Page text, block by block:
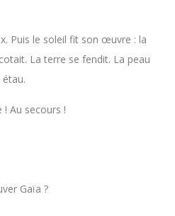
Puis le soleil fit son œuvre : la
La terre se fendit. La peau
! Au secours !
Gaïa ?